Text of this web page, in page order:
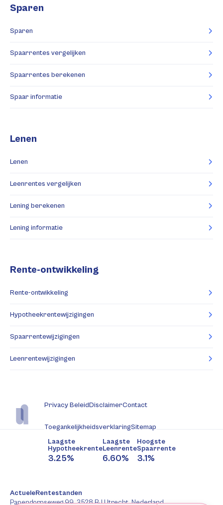
Sparen
Sparen
Spaarrentes vergelijken
Spaarrentes berekenen
Spaar informatie
Lenen
Lenen
Leenrentes vergelijken
Lening berekenen
Lening informatie
Rente-ontwikkeling
Rente-ontwikkeling
Hypotheekrentewijzigingen
Spaarrentewijzigingen
Leenrentewijzigingen
Privacy BeleidDisclaimerContact
ToegankelijkheidsverklaringSitemap
Laagste
Hypotheekrente
3.25%
Laagste
Leenrente
6.60%
Hoogste
Spaarrente
3.1%
ActueleRentestanden
Papendorpseweg 99, 3528 BJ Utrecht, Nederland